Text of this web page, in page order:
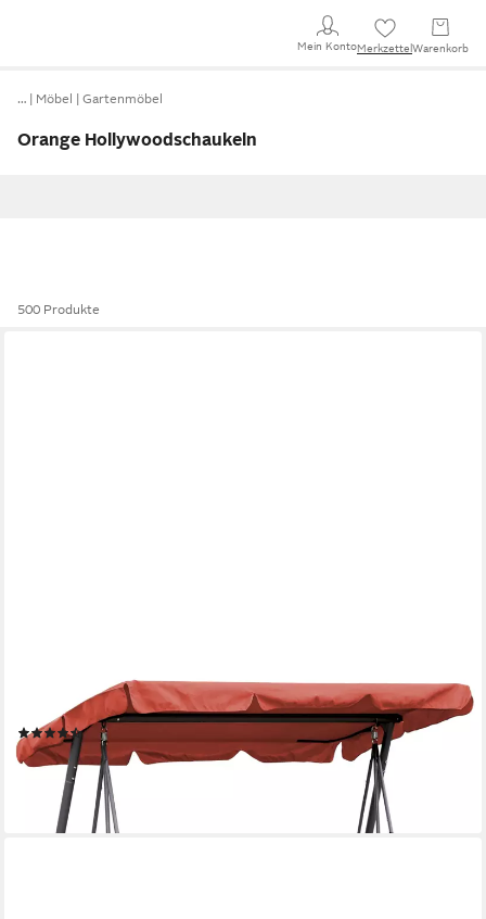
Mein KontoMerkzettel Warenkorb
… Möbel Gartenmöbel
Orange Hollywoodschaukeln
500 Produkte
Hollywoodschaukel Ersatzdach, Universaldach
(50)
34,99 €
lieferbar - in 2-3 Werktagen bei dir